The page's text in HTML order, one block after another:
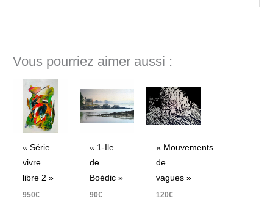
Vous pourriez aimer aussi :
« Série
vivre
libre 2 »
950€
« 1-Ile
de
Boédic »
90€
« Mouvements
de
vagues »
120€